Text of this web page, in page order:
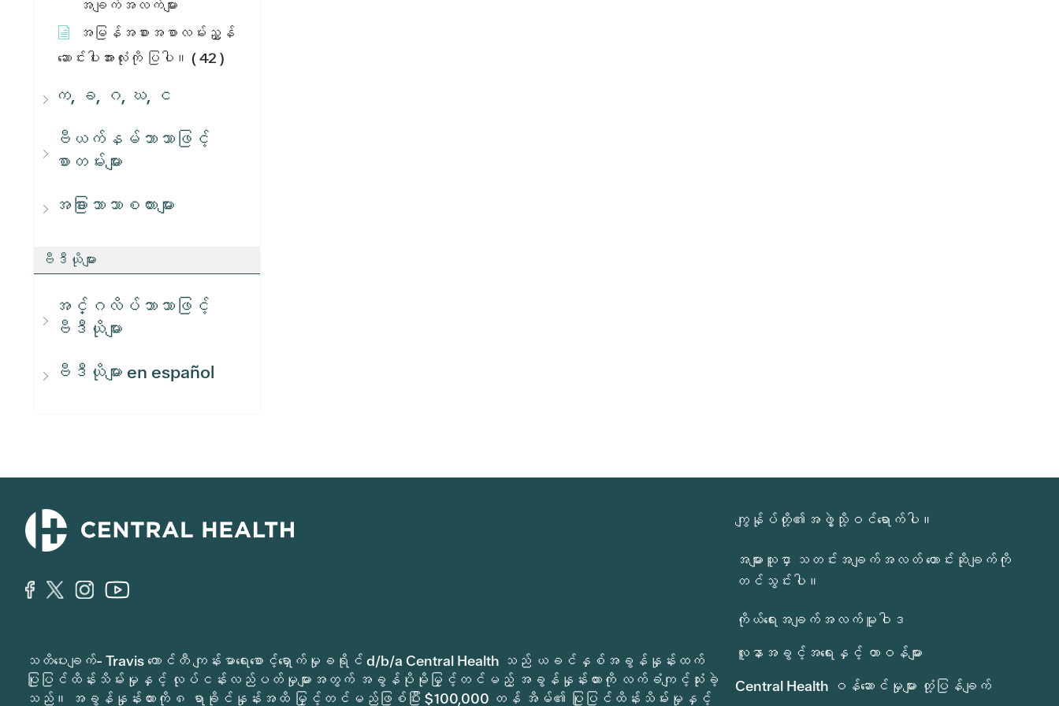
အချက်အလက်များ
အမြန်အစားအစာလမ်းညွှန်
ဆောင်းပါးအားလုံးကို ပြပါ။ ( 42 )
က, ခ, ဂ, ဃ, င
ဗီယက်နမ်ဘာသာဖြင့်
စာတမ်းများ
အခြားဘာသာစကားများ
ဗီဒီယိုများ
အင်္ဂလိပ်ဘာသာဖြင့်
ဗီဒီယိုများ
ဗီဒီယိုများ en español
သတိပေးချက်- Travis ကောင်တီ ကျန်းမာရေးစောင့်ရှောက်မှုခရိုင် d/b/a Central Health သည် ယခင်နှစ်အခွန်နှုန်းထက်
ပြုပြင်ထိန်းသိမ်းမှုနှင့် လုပ်ငန်းလည်ပတ်မှုများအတွက် အခွန်ပိုမိုမြှင့်တင်မည့် အခွန်နှုန်းထားကို လက်ခံကျင့်သုံးခဲ့
သည်။ အခွန်နှုန်းထားကို ၈ ရာခိုင်နှုန်းအထိ မြှင့်တင်မည်ဖြစ်ပြီး $100,000 တန် အိမ်၏ ပြုပြင်ထိန်းသိမ်းမှုနှင့်
ကျွန်ုပ်တို့၏အဖွဲ့သို့ဝင်ရောက်ပါ။
အများသူငှာ သတင်းအချက်အလတ် တောင်းဆိုချက်ကို
တင်သွင်းပါ။
ကိုယ်ရေးအချက်အလက်မူဝါဒ
လူနာအခွင့်အရေးနှင့် တာဝန်များ
Central Health ဝန်ဆောင်မှုများ တုံ့ပြန်ချက်